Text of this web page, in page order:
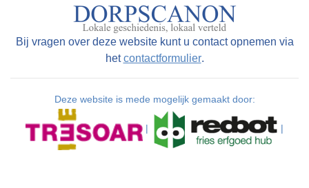
Bij vragen over deze website kunt u contact opnemen via
hetcontactformulier.
Deze website is mede mogelijk gemaakt door:
| |